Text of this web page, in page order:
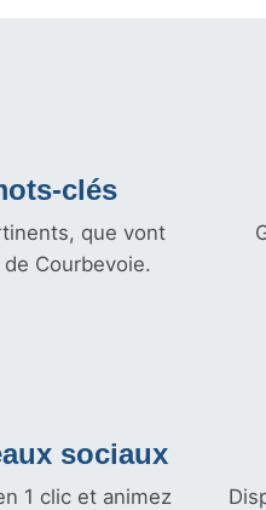
clés
que vont
Courbevoie.
sociaux
1 clic et animez